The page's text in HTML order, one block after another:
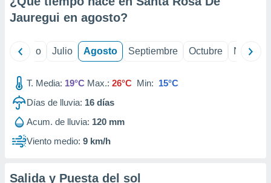
e
publicidad
publicidad
de
Jauregui en agosto?
Junio Julio Agosto Septiembre Octubre
T. Media: 19°C Max.: 26°C Min: 15°C
Días de lluvia: 16 días
Acum. de lluvia: 120 mm
Viento medio: 9 km/h
Salida y Puesta del sol